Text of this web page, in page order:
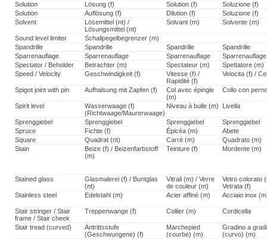
Solution Lösung (f) Solution (f)
Soluzione (f)
Solution
Auflösung (f) Dilution (f)
Soluzione (f)
Solvent
Lösemittel (nt) /
Lösungsmittel (nt)
Solvant (m) Solvente (m)
Sound level limiter
Schallpegelbegrenzer (m)
Spandrille
Spandrille Spandrille
Spandrille
Sparrenauflage
Sparrenauflage Sparrenauflage
Sparrenauflage
Spectator / Beholder
Betrachter (m) Spectateur (m)
Spettatore (m)
Speed / Velocity
Geschwindigkeit (f)
Vitesse (f) /
Rapidité (f)
Velocita (f) /
Spigot joint with pin Aufhalsung mit Zapfen (f)
Col avec épingle
(m)
Collo con
Spirit level
Wasserwaage (f)
(Richtwaage/Maurerwaage)
Niveau à bulle (m) Livella
Sprenggiebel Sprenggiebel Sprenggiebel
Sprenggiebel
Spruce
Fichte (f) Épicéa (m)
Abete
Square
Quadrat (nt) Carré (m)
Quadrato (m)
Stain
Beize (f) / Beizenfarbstoff
(m)
Teinture (f) Mordente (m)
Stained glass
Glasmalerei (f) / Buntglas
(nt)
Vitrail (m) / Verre
de couleur (m)
Vetro colorato
Vetrata (f)
Stainless steel
Edelstahl (m) Acier affiné (m) Acciaio inox
Stair stringer / Stair
frame / Stair cheek
Treppenwange (f) Collier (m) Cordicella
Stair tread (curved)
Antrittsstufe
(Geschwungene) (f)
Marchepied
(courbe) (m)
Gradino a
(curvo) (m)